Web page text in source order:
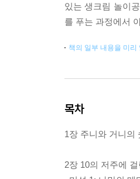
있는 생크림 놀이
를 푸는 과정에서
책의 일부 내용을 미
목차
1장 주니와 거니의
2장 10의 저주에